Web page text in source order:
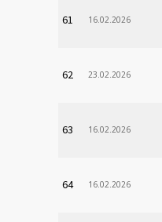
61 16.02.2026
62 23.02.2026
63 16.02.2026
64 16.02.2026